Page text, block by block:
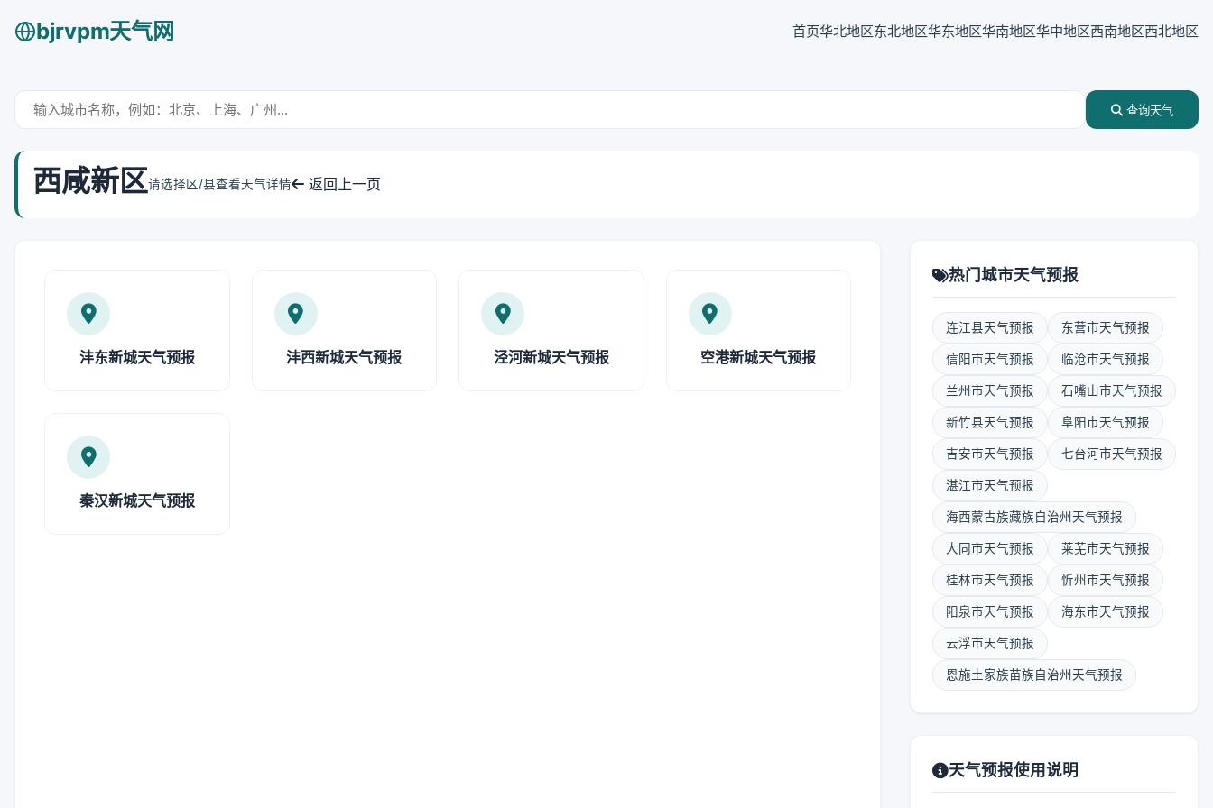
bjrvpm天气网 首页华北地区东北地区华东地区华南地区华中地区西南地区西北地区
查询天气
西咸新区请选择区/县查看天气详情 返回上一页
沣东新城天气预报 沣西新城天气预报 泾河新城天气预报 空港新城天气预报
秦汉新城天气预报
热门城市天气预报
连江县天气预报 东营市天气预报
信阳市天气预报 临沧市天气预报
兰州市天气预报 石嘴山市天气预报
新竹县天气预报 阜阳市天气预报
吉安市天气预报 七台河市天气预报
湛江市天气预报
海西蒙古族藏族自治州天气预报
大同市天气预报 莱芜市天气预报
桂林市天气预报 忻州市天气预报
阳泉市天气预报 海东市天气预报
云浮市天气预报
恩施土家族苗族自治州天气预报
天气预报使用说明